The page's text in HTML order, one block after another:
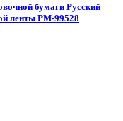
бумаги Русский
ленты РМ-99528